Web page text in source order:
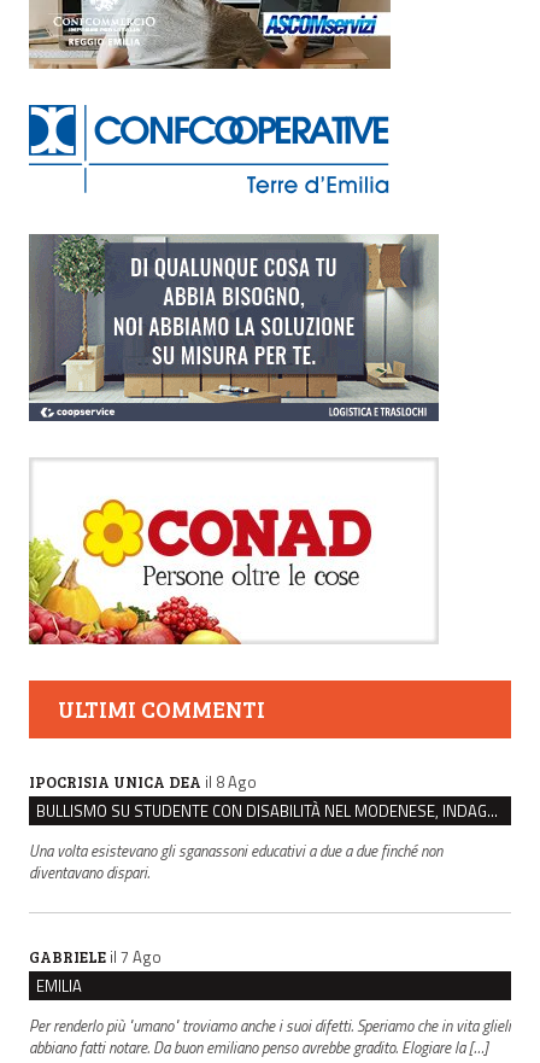
ULTIMI COMMENTI
IPOCRISIA UNICA DEA il 8 Ago
BULLISMO SU STUDENTE CON DISABILITÀ NEL MODENESE, INDAGATI DUE RAGAZZI DI 16 ANNI
Una volta esistevano gli sganassoni educativi a due a due finché non
diventavano dispari.
GABRIELE il 7 Ago
EMILIA
Per renderlo più "umano" troviamo anche i suoi difetti. Speriamo che in vita glieli
abbiano fatti notare. Da buon emiliano penso avrebbe gradito. Elogiare la […]